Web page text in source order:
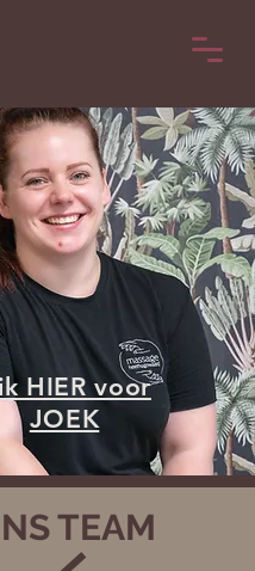
HIER voor
JOEK
TEAM